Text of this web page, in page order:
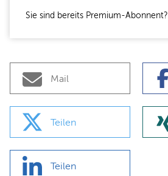
Sie sind bereits Premium-Abonnent?
Mail
Teilen
Teilen